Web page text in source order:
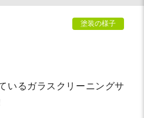
塗装の様子
いるガラスクリーニングサ